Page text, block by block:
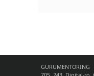
GURUMENTORING